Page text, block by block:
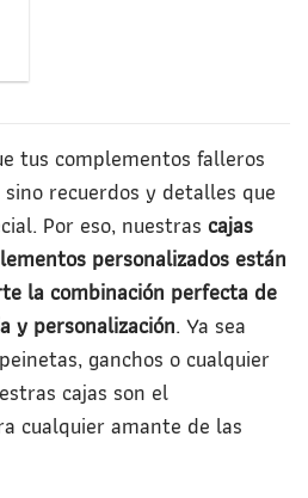
tus complementos falleros
recuerdos y detalles que
Por eso, nuestras cajas
personalizados están
la combinación perfecta de
y personalización. Ya sea
ganchos o cualquier
cajas son el
cualquier amante de las